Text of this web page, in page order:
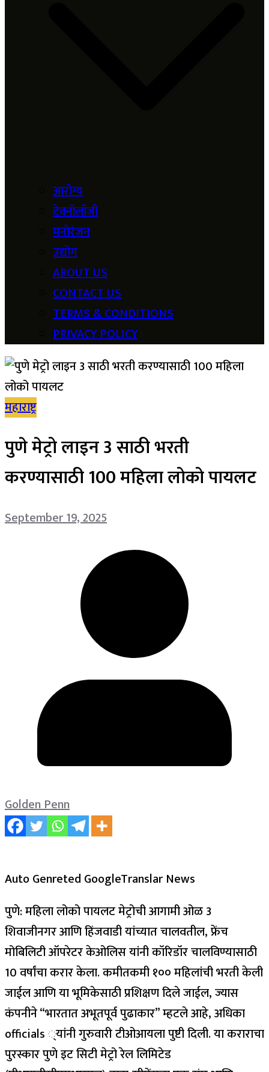
आरोग्य
टेक्नॉलॉजी
मनोरंजन
उद्योग
ABOUT US
CONTACT US
TERMS & CONDITIONS
PRIVACY POLICY
महाराष्ट्र
पुणे मेट्रो लाइन 3 साठी भरती
करण्यासाठी 100 महिला लोको पायलट
September 19, 2025
Golden Penn
Auto Genreted GoogleTranslar News
पुणे: महिला लोको पायलट मेट्रोची आगामी ओळ 3
शिवाजीनगर आणि हिंजवाडी यांच्यात चालवतील, फ्रेंच
मोबिलिटी ऑपरेटर केओलिस यांनी कॉरिडॉर चालविण्यासाठी
10 वर्षांचा करार केला.कमीतकमी १०० महिलांची भरती केली
जाईल आणि या भूमिकेसाठी प्रशिक्षण दिले जाईल, ज्यास
कंपनीने “भारतात अभूतपूर्व पुढाकार” म्हटले आहे, अधिका
officials ्यांनी गुरुवारी टीओआयला पुष्टी दिली.या कराराचा
पुरस्कार पुणे इट सिटी मेट्रो रेल लिमिटेड